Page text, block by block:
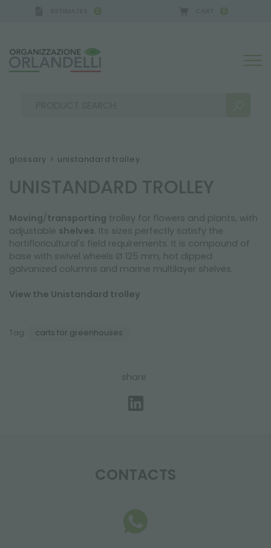
0 0
SEARCH RESULTS: Sort by:
MORE RESULTS FOR YOU:
glossary > unistandard trolley
UNISTANDARD TROLLEY
Moving/transporting trolley for flowers and plants, with
adjustable shelves. Its sizes perfectly satisfy the
hortifloricultural's field requirements. It is compound of
base with swivel wheels Ø 125 mm, hot dipped
galvanized columns and marine multilayer shelves.
View the Unistandard trolley
Tag: carts for greenhouses
share
CONTACTS